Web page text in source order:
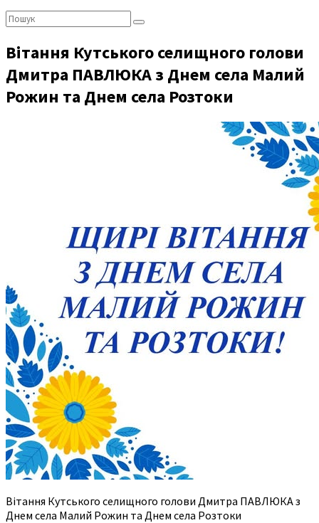
Пошук:
Вітання Кутського селищного голови
Дмитра ПАВЛЮКА з Днем села Малий
Рожин та Днем села Розтоки
Вітання Кутського селищного голови Дмитра ПАВЛЮКА з
Днем села Малий Рожин та Днем села Розтоки